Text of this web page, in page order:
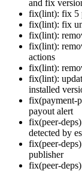
and fix
fix(lint): fix 5
fix(lint): fix
fix(lint):
fix(lint):
actions
fix(lint):
fix(lint):
installed
fix(payment-
payout alert
fix(peer-
detected by
fix(peer-
publisher
fix(peer-